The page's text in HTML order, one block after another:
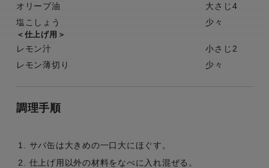
オリーブ油
大さじ4
塩こしょう
少々
＜仕上げ用＞
レモン汁
小さじ2
レモン薄切り
少々
調理手順
サバ缶は大きめの一口大にほぐす。
仕上げ用以外の材料をなべに入れ混ぜる。